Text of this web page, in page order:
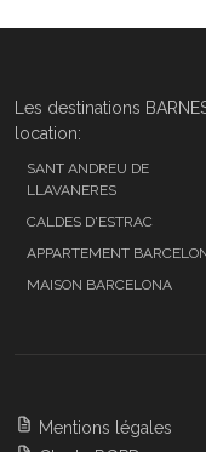
Les destinations
location:
SANT ANDREU DE
LLAVANERES
CALDES D'ESTRAC
APPARTEMENT
MAISON BARCELONA
Mentions légales